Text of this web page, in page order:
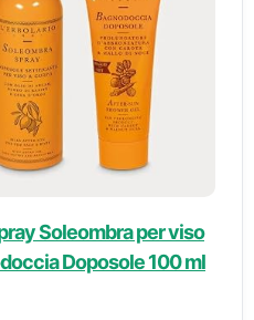
Soleombra per viso
Doposole 100 ml